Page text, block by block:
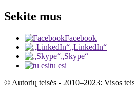
Sekite mus
Facebook
„LinkedIn“
„Skype“
tu esi
© Autorių teisės - 2010–2023: Visos